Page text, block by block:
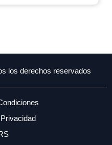
los derechos reservados